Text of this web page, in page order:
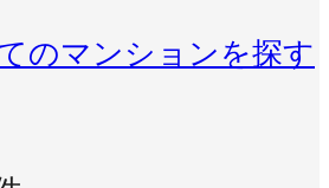
のマンションを探す